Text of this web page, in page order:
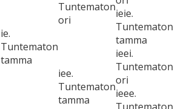
ie.
Tuntematon
tamma
Tuntematon
ori
ieie.
Tuntematon
tamma
iee.
Tuntematon
tamma
ieei.
Tuntematon
ori
ieee.